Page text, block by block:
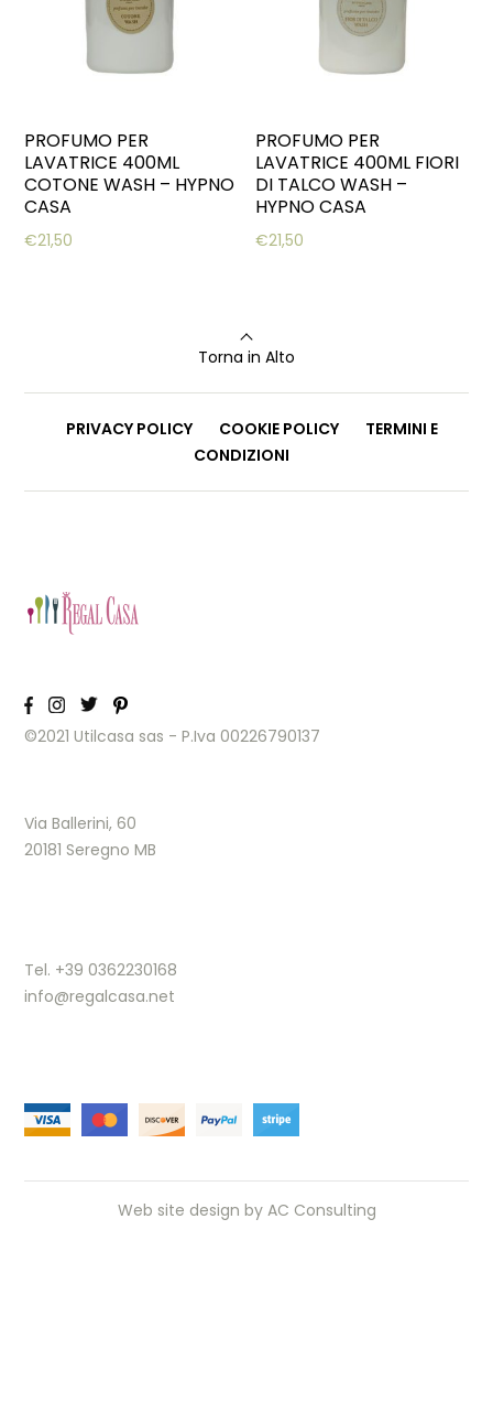
PROFUMO PER
LAVATRICE 400ML
COTONE WASH – HYPNO
CASA
€21,50
PROFUMO PER
LAVATRICE 400ML FIORI
DI TALCO WASH –
HYPNO CASA
€21,50
Torna in Alto
PRIVACY POLICY COOKIE POLICY
TERMINI E
CONDIZIONI
©2021 Utilcasa sas - P.Iva 00226790137
Via Ballerini, 60
20181 Seregno MB
Tel. +39 0362230168
info@regalcasa.net
Web site design by AC Consulting